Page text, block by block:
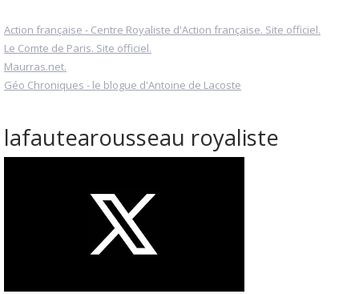
Action française - Centre Royaliste d'Action française. Site officiel.
Le Comte de Paris. Site officiel.
Maurras.net.
Géo Chroniques - le blogue d'Antoine de Lacoste
lafautearousseau royaliste